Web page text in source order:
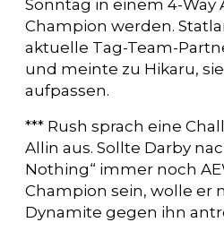
Sonntag in einem 4-Way
Champion werden.
aktuelle Tag-Team-
und meinte zu Hikaru,
aufpassen.
*** Rush sprach eine
Allin aus. Sollte Darby
Nothing“ immer noch
Champion sein, wolle er
Dynamite gegen ihn